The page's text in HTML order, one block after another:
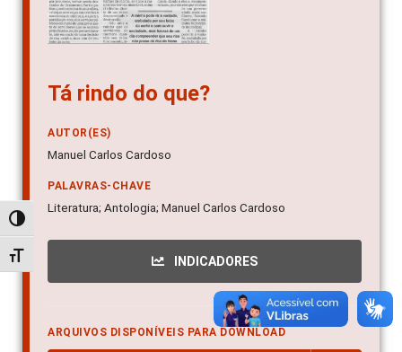
Alternar alto contraste
Alternar tamanho da fonte
Tá rindo do que?
AUTOR(ES)
Manuel Carlos Cardoso
PALAVRAS-CHAVE
Literatura; Antologia; Manuel Carlos Cardoso
INDICADORES
ARQUIVOS DISPONÍVEIS PARA DOWNLOAD